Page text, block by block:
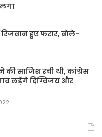
हुए फरार, बोले-
की साजिश रची थी, कांग्रेस
लड़ेंगे दिग्विजय और